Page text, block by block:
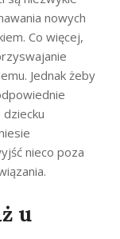
nowych
Co więcej,
Jednak żeby
nieco poza
u